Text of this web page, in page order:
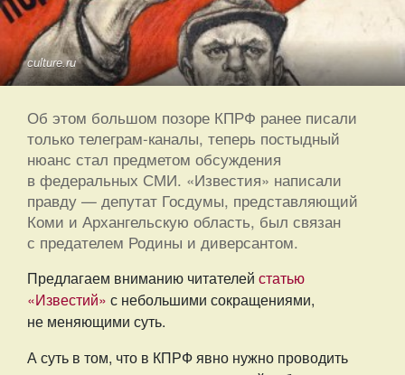
culture.ru
Об этом большом позоре КПРФ ранее писали
только телеграм-каналы, теперь постыдный
нюанс стал предметом обсуждения
в федеральных СМИ. «Известия» написали
правду — депутат Госдумы, представляющий
Коми и Архангельскую область, был связан
с предателем Родины и диверсантом.
Предлагаем вниманию читателей статью
«Известий» с небольшими сокращениями,
не меняющими суть.
А суть в том, что в КПРФ явно нужно проводить